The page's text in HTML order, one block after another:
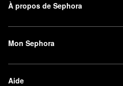
À propos de Sephora
Mon Sephora
Aide